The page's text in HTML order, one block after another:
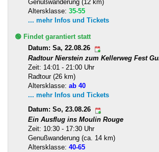
Genußwanderung (12 km)
Altersklasse: 35-55
... mehr Infos und Tickets
🟢 Findet garantiert statt
Datum: Sa, 22.08.26
Radtour Nierstein zum Kellerweg Fest
Zeit: 14:01 - 21:00 Uhr
Radtour (26 km)
Altersklasse: ab 40
... mehr Infos und Tickets
Datum: So, 23.08.26
Ein Ausflug ins Moulin Rouge
Zeit: 10:30 - 17:30 Uhr
Genußwanderung (ca. 14 km)
Altersklasse: 40-65